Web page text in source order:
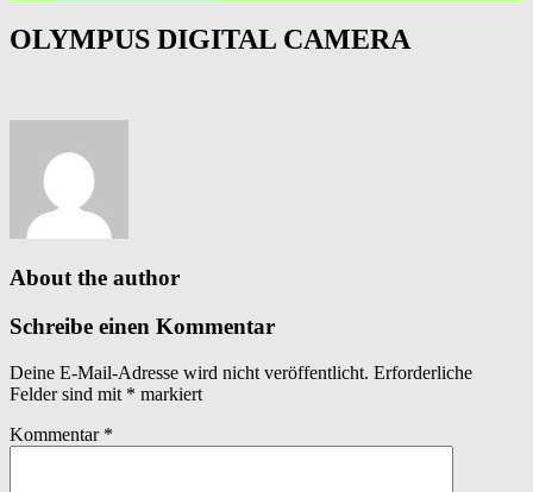
OLYMPUS DIGITAL CAMERA
About the author
Schreibe einen Kommentar
Deine E-Mail-Adresse wird nicht veröffentlicht. Erforderliche
Felder sind mit * markiert
Kommentar *